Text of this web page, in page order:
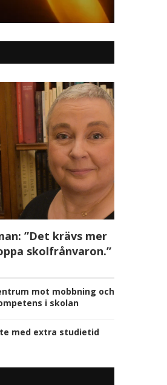
”Det krävs mer
skolfrånvaron.”
mot mobbning och
i skolan
med extra studietid